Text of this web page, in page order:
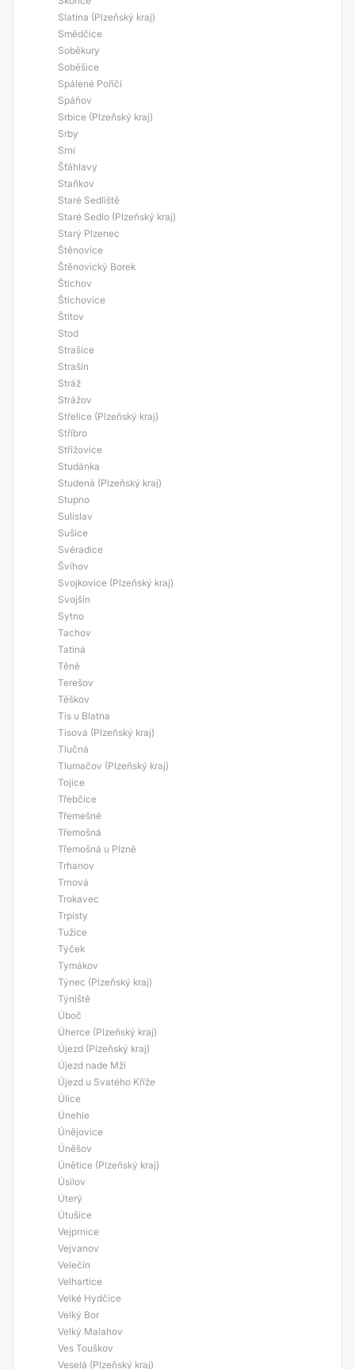
Slatina (Plzeňský kraj)
Smědčice
Soběkury
Soběšice
Spálené Poříčí
Spáňov
Srbice (Plzeňský kraj)
Srby
Srní
Šťáhlavy
Staňkov
Staré Sedliště
Staré Sedlo (Plzeňský kraj)
Starý Plzenec
Štěnovice
Štěnovický Borek
Štichov
Štichovice
Štítov
Stod
Strašice
Strašín
Stráž
Strážov
Střelice (Plzeňský kraj)
Stříbro
Střížovice
Studánka
Studená (Plzeňský kraj)
Stupno
Sulislav
Sušice
Svéradice
Švihov
Svojkovice (Plzeňský kraj)
Svojšín
Sytno
Tachov
Tatiná
Těně
Terešov
Těškov
Tis u Blatna
Tisová (Plzeňský kraj)
Tlučná
Tlumačov (Plzeňský kraj)
Tojice
Třebčice
Třemešné
Třemošná
Třemošná u Plzně
Trhanov
Trnová
Trokavec
Trpísty
Tužice
Týček
Tymákov
Týnec (Plzeňský kraj)
Týniště
Úboč
Úherce (Plzeňský kraj)
Újezd (Plzeňský kraj)
Újezd nade Mží
Újezd u Svatého Kříže
Úlice
Únehle
Únějovice
Úněšov
Únětice (Plzeňský kraj)
Úsilov
Úterý
Útušice
Vejprnice
Vejvanov
Velečín
Velhartice
Velké Hydčice
Velký Bor
Velký Malahov
Ves Touškov
Veselá (Plzeňský kraj)